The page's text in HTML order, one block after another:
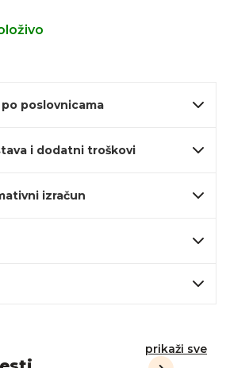
poslovnicama
i dodatni troškovi
izračun
prikaži sve